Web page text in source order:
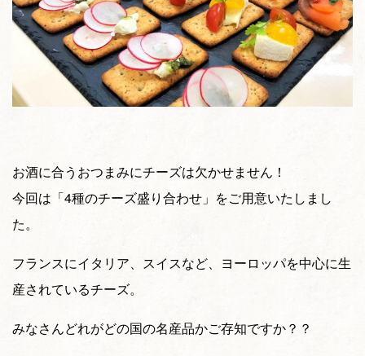
お酒に合うおつまみにチーズは欠かせません！
今回は「4種のチーズ盛り合わせ」をご用意いたしまし
た。
フランスにイタリア、スイスなど、ヨーロッパを中心に生
産されているチーズ。
みなさんどれがどの国の名産品かご存知ですか？？